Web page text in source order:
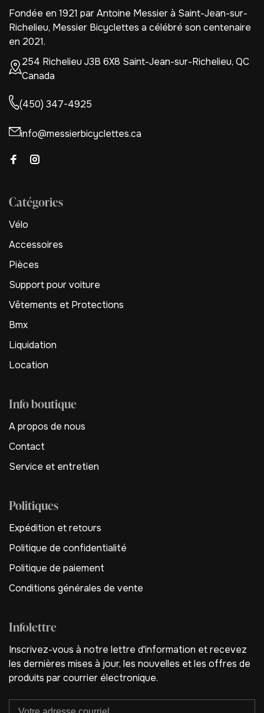
Fondée en 1921 par Antoine Messier à Saint-Jean-sur-
Richelieu, Messier Bicyclettes a célébré son centenaire
en 2021.
254 Richelieu J3B 6X8 Saint-Jean-sur-Richelieu, QC
Canada
(450) 347-4925
info@messierbicyclettes.ca
Catégories
Vélo
Accessoires
Pièces
Support pour voiture
Vêtements et Protections
Bmx
Liquidation
Location
Info boutique
A propos de nous
Contact
Service et entretien
Politiques
Expédition et retours
Politique de confidentialité
Politique de paiement
Conditions générales de vente
Infolettre
Inscrivez-vous à notre lettre d'information et recevez
les dernières mises à jour, les nouvelles et les offres de
produits par courrier électronique.